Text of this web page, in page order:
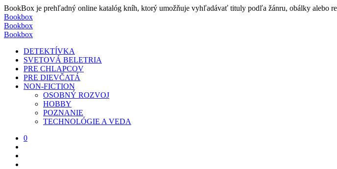
BookBox je prehľadný online katalóg kníh, ktorý umožňuje vyhľadávať tituly podľa žánru, obálky alebo
Bookbox
Bookbox
Bookbox
DETEKTÍVKA
SVETOVÁ BELETRIA
PRE CHLAPCOV
PRE DIEVČATÁ
NON-FICTION
OSOBNÝ ROZVOJ
HOBBY
POZNANIE
TECHNOLÓGIE A VEDA
0